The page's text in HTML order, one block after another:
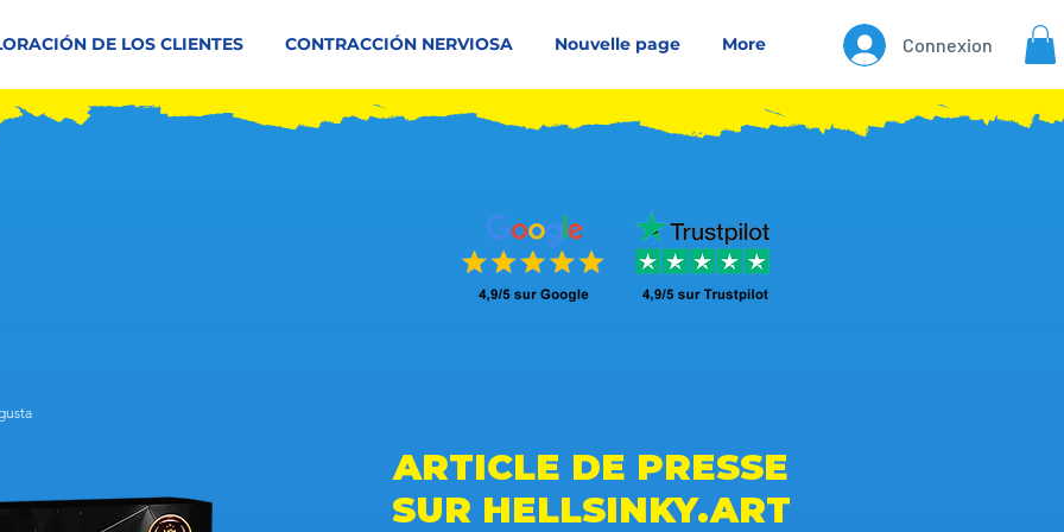
DE LOS CLIENTES CONTRACCIÓN NERVIOSA Nouvelle page More Connexion
en 150 votos, a la gente le gusta
ARTICLE DE PRESSE
SUR HELLSINKY.ART